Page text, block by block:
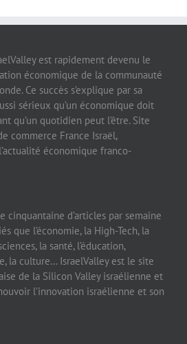
est rapidement devenu le
économique de la communauté
Ce succès s’explique par sa
sérieux qu’un économique doit
qu’un quotidien peut l’être. Site
commerce France Israël,
économique franco-
cinquantaine d’articles par semaine
que l’économie, la High-Tech, la
la santé, l’éducation,
la culture… IsraelValley est le site
de la Silicon Valley israélienne et
l’innovation israélienne et son